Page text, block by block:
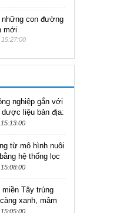
những con đường
mới
nghiệp gắn với
dược liệu bản địa:
nóng, thực đơn
từ mô hình nuôi
hệ thống lọc
miền Tây trúng
xanh, mâm
lớn hết nấc!